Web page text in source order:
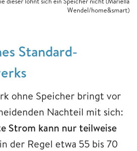
Wendel/home&smart)
Standard-
ohne Speicher bringt vor
Nachteil mit sich:
Strom kann nur teilweise
der Regel etwa 55 bis 70